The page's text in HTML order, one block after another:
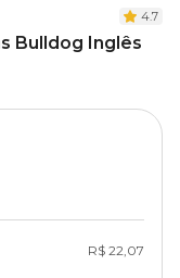
4.7
Bulldog Inglês
R$ 22,07